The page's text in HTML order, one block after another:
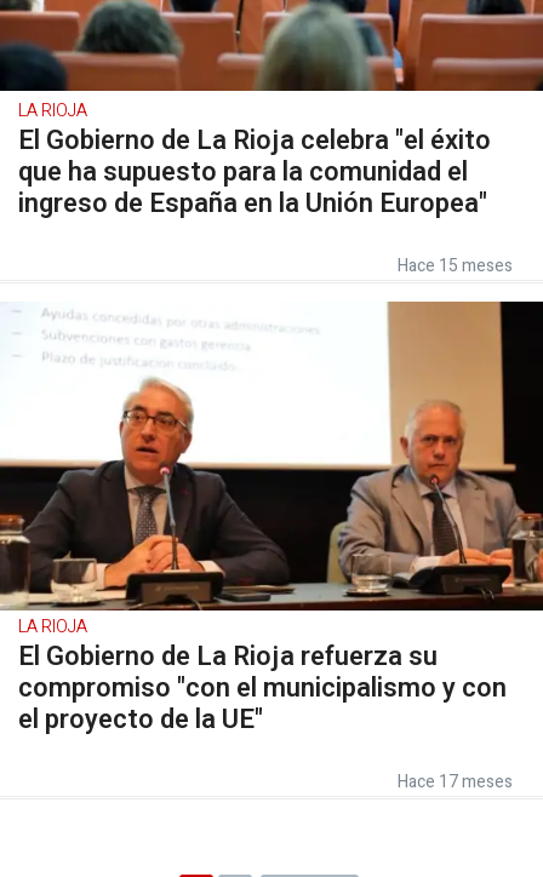
LA RIOJA
El Gobierno de La Rioja celebra "el éxito
que ha supuesto para la comunidad el
ingreso de España en la Unión Europea"
Hace 15 meses
LA RIOJA
El Gobierno de La Rioja refuerza su
compromiso "con el municipalismo y con
el proyecto de la UE"
Hace 17 meses